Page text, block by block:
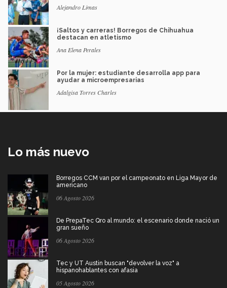
Alejandro Limas
¡Saltos y carreras! Borregos de Chihuahua
destacan en atletismo
Ana Elena Perales
Por la mujer: estudiante desarrolla app para
ayudar a microempresarias
Adalgisa Torres Charles
Lo más nuevo
Borregos CCM van por el campeonato en Liga Mayor de
americano
06 Agosto 2026
De PrepaTec Qro al mundo: el escenario donde nació un
gran sueño
06 Agosto 2026
Tec y UT Austin buscan "devolver la voz" a
hispanohablantes con afasia
05 Agosto 2026